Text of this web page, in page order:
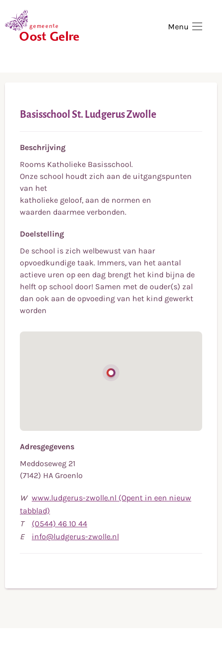
Menu
Basisschool St. Ludgerus Zwolle
Beschrijving
Rooms Katholieke Basisschool.
Onze school houdt zich aan de uitgangspunten
van het
katholieke geloof, aan de normen en
waarden daarmee verbonden.
Doelstelling
De school is zich welbewust van haar
opvoedkundige taak. Immers, van het aantal
actieve uren op een dag brengt het kind bijna de
helft op school door! Samen met de ouder(s) zal
dan ook aan de opvoeding van het kind gewerkt
worden
Adresgegevens
Meddoseweg 21
(7142) HA Groenlo
W www.ludgerus-zwolle.nl (Opent in een nieuw
tabblad)
T
(0544) 46 10 44Bel
naar
10
E info@ludgerus-zwolle.nl
naar